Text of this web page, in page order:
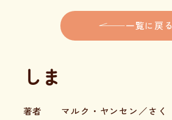
一覧に戻る
しま
著者
マルク・ヤンセン／さく